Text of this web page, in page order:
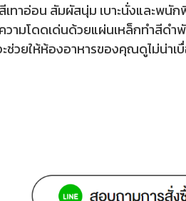
สีเทาอ่อน สัมผัสนุ่ม เบาะนั่งแล
ามโดดเด่นด้วยแผ่นเหล็กทำสีด
ช่วยให้ห้องอาหารของคุณดูไม่น่าเ